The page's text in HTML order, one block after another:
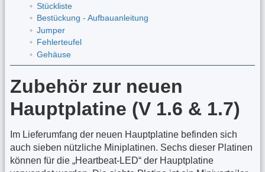
Stückliste
Bestückung - Aufbauanleitung
Jumper
Fehlerteufel
Gehäuse
Zubehör zur neuen
Hauptplatine (V 1.6 & 1.7)
Im Lieferumfang der neuen Hauptplatine befinden sich
auch sieben nützliche Miniplatinen. Sechs dieser Platinen
können für die „Heartbeat-LED“ der Hauptplatine